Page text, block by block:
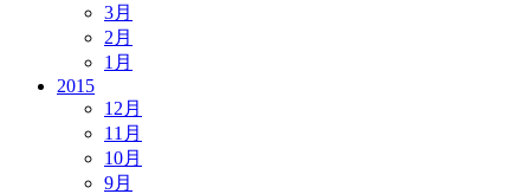
3月
2月
1月
2015
12月
11月
10月
9月